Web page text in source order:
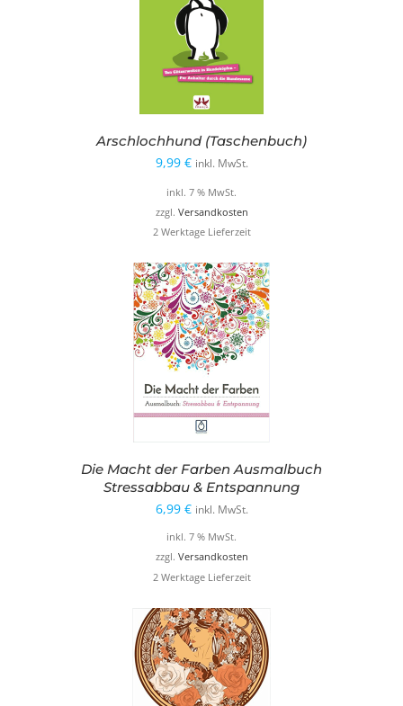
Arschlochhund (Taschenbuch)
9,99 € inkl. MwSt.
inkl. 7 % MwSt.
zzgl. Versandkosten
2 Werktage Lieferzeit
Die Macht der Farben Ausmalbuch
Stressabbau & Entspannung
6,99 € inkl. MwSt.
inkl. 7 % MwSt.
zzgl. Versandkosten
2 Werktage Lieferzeit